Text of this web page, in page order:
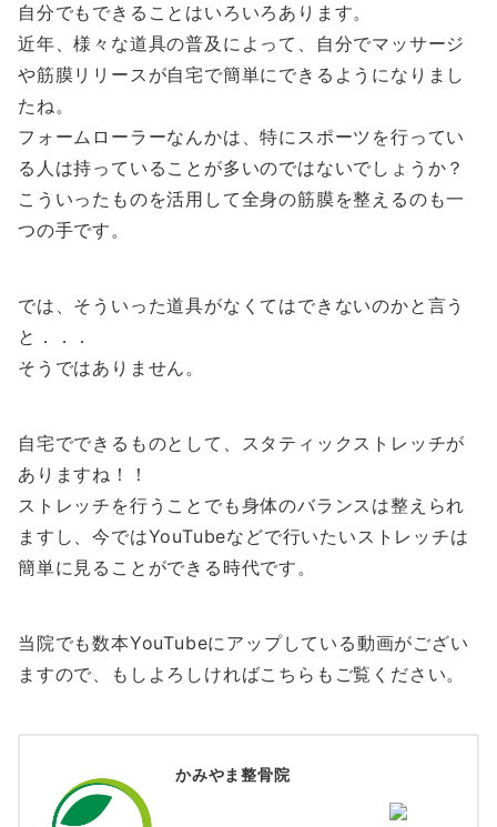
自分でもできることはいろいろあります。
近年、様々な道具の普及によって、自分でマッサージ
や筋膜リリースが自宅で簡単にできるようになりまし
たね。
フォームローラーなんかは、特にスポーツを行ってい
る人は持っていることが多いのではないでしょうか？
こういったものを活用して全身の筋膜を整えるのも一
つの手です。
では、そういった道具がなくてはできないのかと言う
と．．．
そうではありません。
自宅でできるものとして、スタティックストレッチが
ありますね！！
ストレッチを行うことでも身体のバランスは整えられ
ますし、今ではYouTubeなどで行いたいストレッチは
簡単に見ることができる時代です。
当院でも数本YouTubeにアップしている動画がござい
ますので、もしよろしければこちらもご覧ください。
かみやま整骨院